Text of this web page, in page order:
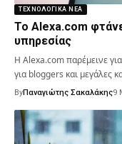
ΤΕΧΝΟΛΟΓΙΚΆ ΝΈΑ
Το Alexa.com
υπηρεσίας
Η Alexa.com παρέμεινε
για bloggers και μεγάλες
ByΠαναγιώτης Σακαλάκης9